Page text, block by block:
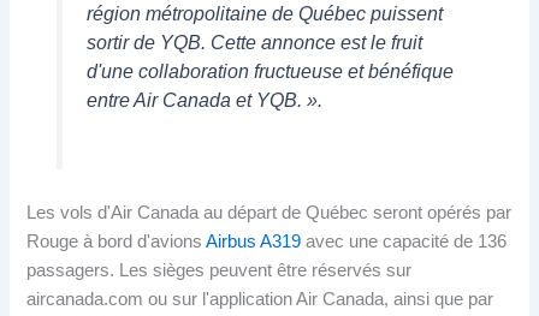
région métropolitaine de Québec puissent
sortir de YQB. Cette annonce est le fruit
d'une collaboration fructueuse et bénéfique
entre Air Canada et YQB. ».
Les vols d'Air Canada au départ de Québec seront opérés par
Rouge à bord d'avionsAirbus A319 avec une capacité de 136
passagers. Les sièges peuvent être réservés sur
aircanada.com ou sur l'application Air Canada, ainsi que par